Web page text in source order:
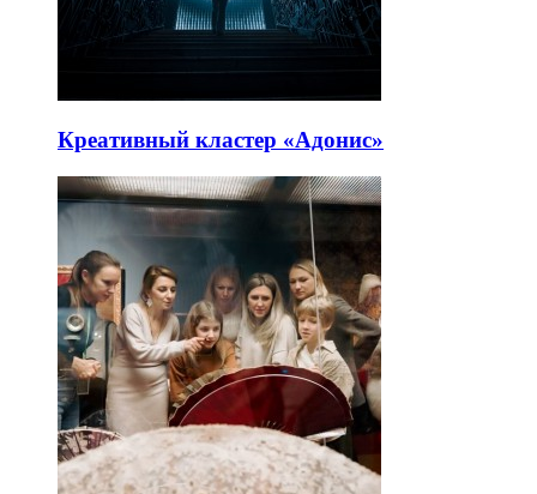
Креативный кластер «Адонис»